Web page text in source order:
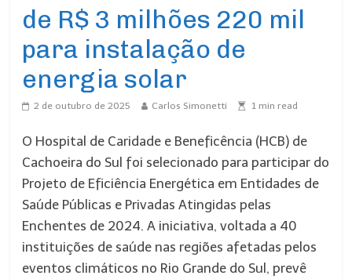
de R$ 3 milhões 220 mil
para instalação de
energia solar
2 de outubro de 2025 Carlos Simonetti 1 min read
O Hospital de Caridade e Beneficência (HCB) de
Cachoeira do Sul foi selecionado para participar do
Projeto de Eficiência Energética em Entidades de
Saúde Públicas e Privadas Atingidas pelas
Enchentes de 2024. A iniciativa, voltada a 40
instituições de saúde nas regiões afetadas pelos
eventos climáticos no Rio Grande do Sul, prevê